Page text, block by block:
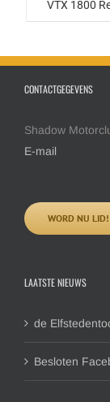
VTX 1800
CONTACTGEGEVENS
Shadow
E-mail
WORD NU LID!
LAATSTE NIEUWS
de
Besloten